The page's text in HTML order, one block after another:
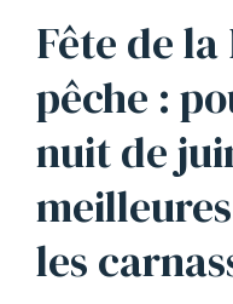
Fête de
pêche :
nuit de
les